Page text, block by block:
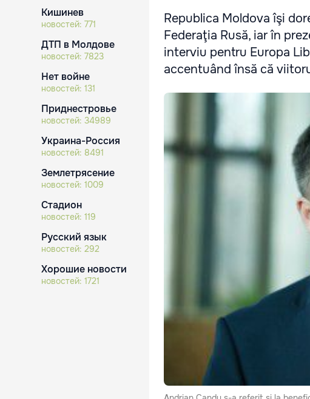
Кишинев
новостей: 771
ДТП в Молдове
новостей: 7823
Нет войне
новостей: 131
Приднестровье
новостей: 34989
Украина-Россия
новостей: 8491
Землетрясение
новостей: 1009
Стадион
новостей: 119
Русский язык
новостей: 292
Хорошие новости
новостей: 1721
Republica Moldova îşi
Federaţia Rusă, iar în
interviu pentru Europa
accentuând însă că